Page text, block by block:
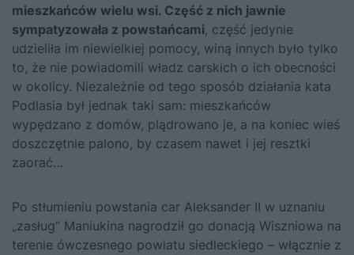
mieszkańców wielu wsi. Część z nich jawnie
sympatyzowała z powstańcami, część jedynie
udzieliła im niewielkiej pomocy, winą innych było tylko
to, że nie powiadomili władz carskich o ich obecności
w okolicy. Niezależnie od tego sposób działania kata
Podlasia był jednak taki sam: mieszkańców
wypędzano z domów, plądrowano je, a na koniec wieś
doszczętnie palono, by czasem nawet i jej resztki
zaorać…
Po stłumieniu powstania car Aleksander II w uznaniu
„zasług” Maniukina nagrodził go donacją Wiszniowa na
terenie ówczesnego powiatu siedleckiego – włącznie z